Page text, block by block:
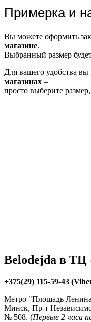
Примерка и
Вы можете оформить
магазине.
Выбранный размер
Для вашего удобства вы
магазинах –
просто выберите
Belodejda в ТЦ
+375(29) 115-59-43
Метро "Площадь
Минск, Пр-т
№ 508. (Первые 2 часа